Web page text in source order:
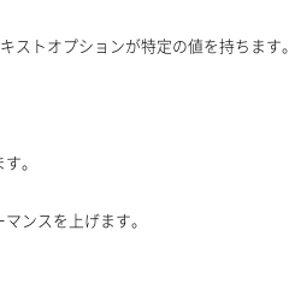
ストオプションが特定の値を持ちます。
。
ンスを上げます。